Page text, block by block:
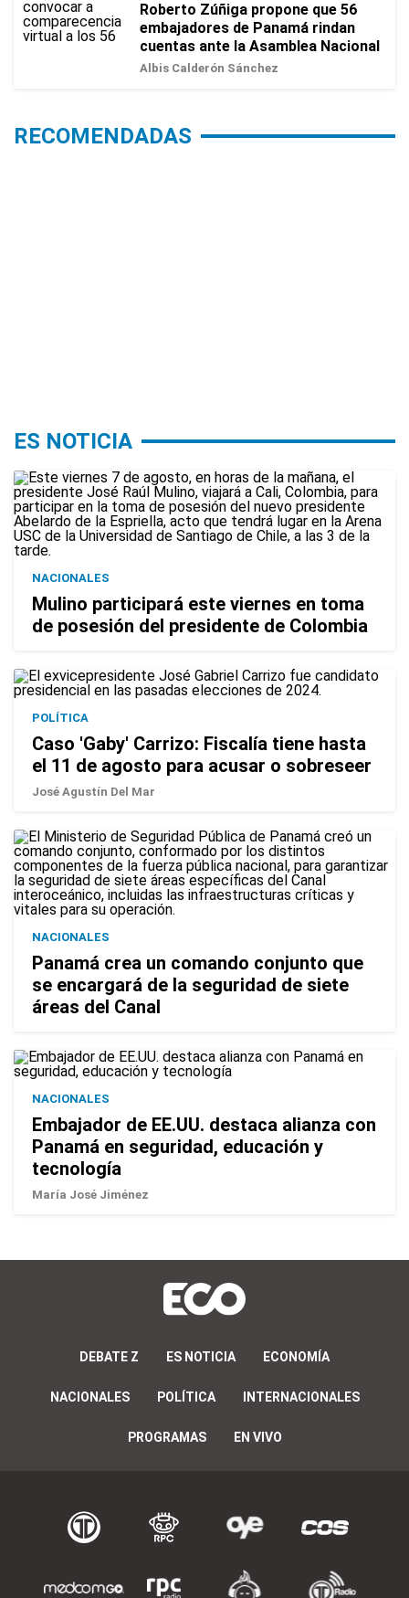
Roberto Zúñiga propone que 56
embajadores de Panamá rindan
cuentas ante la Asamblea Nacional
Albis Calderón Sánchez
RECOMENDADAS
ES NOTICIA
NACIONALES
Mulino participará este viernes en toma
de posesión del presidente de Colombia
POLÍTICA
Caso 'Gaby' Carrizo: Fiscalía tiene hasta
el 11 de agosto para acusar o sobreseer
José Agustín Del Mar
NACIONALES
Panamá crea un comando conjunto que
se encargará de la seguridad de siete
áreas del Canal
NACIONALES
Embajador de EE.UU. destaca alianza con
Panamá en seguridad, educación y
tecnología
María José Jiménez
DEBATE Z ES NOTICIA ECONOMÍA
NACIONALES POLÍTICA INTERNACIONALES
PROGRAMAS EN VIVO